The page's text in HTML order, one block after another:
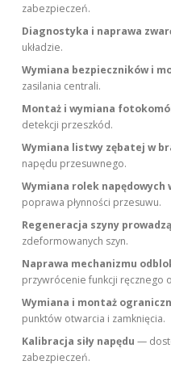
zabezpieczeń.
Diagnostyka i naprawa
układzie.
Wymiana bezpieczników i
zasilania centrali.
Montaż i wymiana
detekcji przeszkód.
Wymiana listwy zębatej w
napędu przesuwnego.
Wymiana rolek napędowych
poprawa płynności przesuwu.
Regeneracja szyny
zdeformowanych szyn.
Naprawa mechanizmu
przywrócenie funkcji ręcznego
Wymiana i montaż
punktów otwarcia i zamknięcia.
Kalibracja siły napędu —
zabezpieczeń.